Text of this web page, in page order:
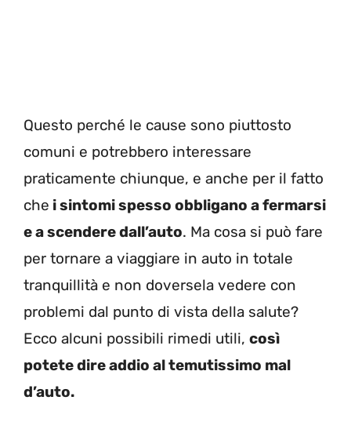
Questo perché le cause sono piuttosto
comuni e potrebbero interessare
praticamente chiunque, e anche per il fatto
che i sintomi spesso obbligano a fermarsi
e a scendere dall’auto. Ma cosa si può fare
per tornare a viaggiare in auto in totale
tranquillità e non doversela vedere con
problemi dal punto di vista della salute?
Ecco alcuni possibili rimedi utili, così
potete dire addio al temutissimo mal
d’auto.